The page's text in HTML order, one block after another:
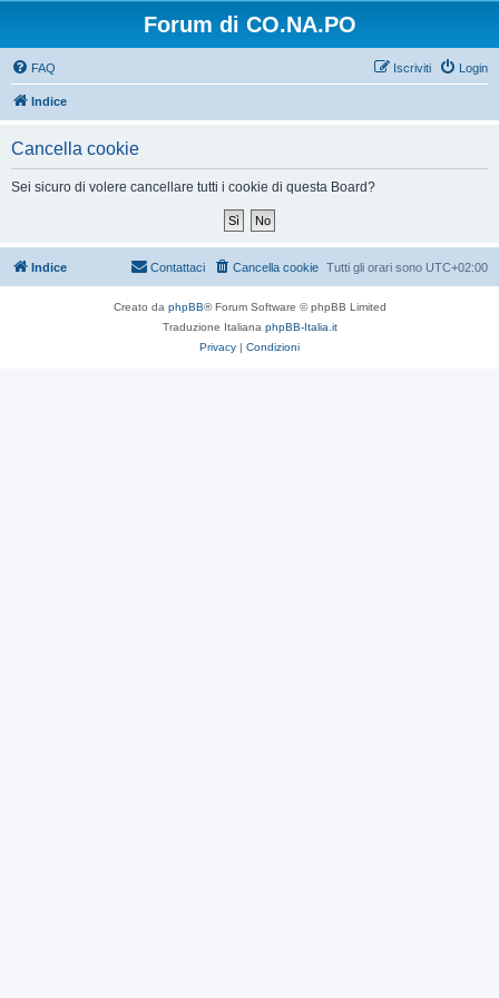
Forum di CO.NA.PO
FAQ Login
Iscriviti
Indice
Cancella cookie
Sei sicuro di volere cancellare tutti i cookie di questa Board?
Indice Tutti gli orari sono UTC+02:00
Cancella cookie
Contattaci
Creato da phpBB® Forum Software © phpBB Limited
Traduzione Italiana phpBB-Italia.it
Privacy | Condizioni